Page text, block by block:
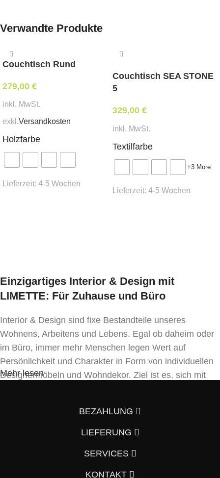
Eiche natur lackiert oder gebeizt in den Farbtönen
Esche gebleicht 28 oder schwarz 159
Ausführung:
Sitz & Lehne tapeziert
Bezug:
Stoff oder Kunstleder in Objektqualität in der Kat.
MER-1
Stoff oder Kunstleder in Objektqualität der Kat.
MER-2
Weißpolsterung
tapeziert mit beigestelltem Eigenbezug
Stoffbedarf:(für Weißpolsterung / beigestellten
0,4 lfm
Lieferzeit:
ca. 6 – 7Wochen
Verwandte Produkte
Couchtisch Rund
279,00 €
inkl. MwSt.
exkl.Versandkosten
Holzfarbe
Lieferzeit: 4-5 Wochen
Couchtisch SEA STONE
5
329,00 €
inkl. MwSt.
Textilfarbe
+3 More
Lieferzeit: 4-5 Wochen
Einzigartiges Interior & Design mit
LIMETTE: Für Zuhause und Büro
Interior & Design sind fixe Bestandteile unseres
Wohnens, Arbeitens und Lebens. Egal ob daheim oder
im Büro, immer mehr Menschen legen Wert auf
Persönlichkeit und Charakter in Form von individuellen
Designermöbeln und Wohndekor. Ziel ist es, sich mit
von der Masse abzuheben.
Vorzimmer, Wohnzimmer, Schlafzimmer, Badezimmer
Mehr lesen
BEZAHLUNG
LIEFERUNG
SERVICES
KONTAKT